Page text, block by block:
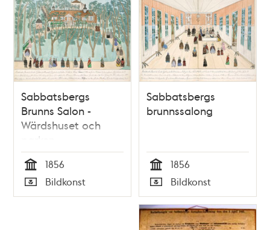
Sabbatsbergs
Brunns Salon -
Wärdshuset och
parken
Tid
1856
Typ
Bildkonst
Sabbatsbergs
brunnssalong
Tid
1856
Typ
Bildkonst